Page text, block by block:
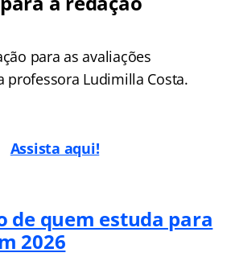
para as avaliações
professora Ludimilla Costa.
Assista aqui!
de quem estuda para
2026